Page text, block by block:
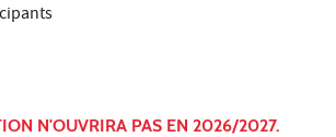
N'OUVRIRA PAS EN 2026/2027.